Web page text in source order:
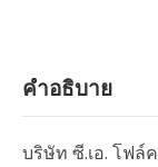
คำอธิบาย
บริษัท ซี.เอ. โฟ